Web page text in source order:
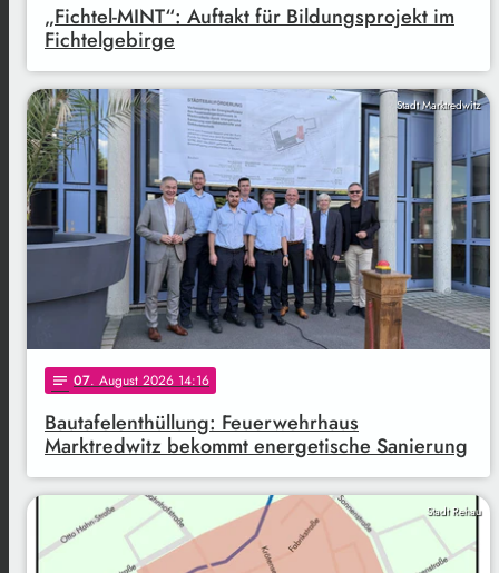
„Fichtel-MINT“: Auftakt für Bildungsprojekt im
Fichtelgebirge
Stadt Marktredwitz
notes 07. August 2026 14:16
Bautafelenthüllung: Feuerwehrhaus
Marktredwitz bekommt energetische Sanierung
Stadt Rehau